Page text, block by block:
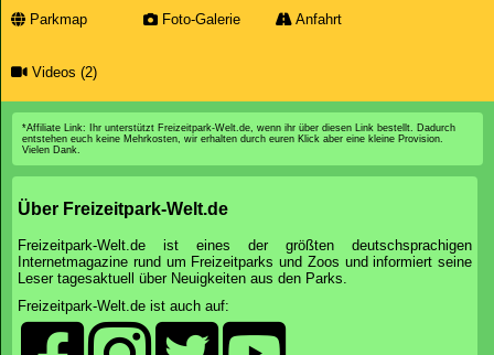
Parkmap Foto-Galerie Anfahrt
Videos (2)
*Affiliate Link: Ihr unterstützt Freizeitpark-Welt.de, wenn ihr über diesen Link bestellt. Dadurch
entstehen euch keine Mehrkosten, wir erhalten durch euren Klick aber eine kleine Provision.
Vielen Dank.
Über Freizeitpark-Welt.de
Freizeitpark-Welt.de ist eines der größten deutschsprachigen
Internetmagazine rund um Freizeitparks und Zoos und informiert seine
Leser tagesaktuell über Neuigkeiten aus den Parks.
Freizeitpark-Welt.de ist auch auf: